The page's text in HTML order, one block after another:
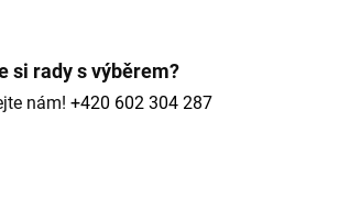
si rady s výběrem?
nám! +420 602 304 287